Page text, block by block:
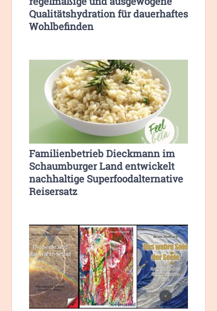
Qualitätshydration für dauerhaftes
Wohlbefinden
Familienbetrieb Dieckmann im
Schaumburger Land entwickelt
nachhaltige Superfoodalternative
Reisersatz